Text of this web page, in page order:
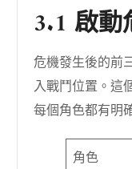
3.1 啟
危機發生後的前
入戰鬥位置。這
每個角色都有明
角色